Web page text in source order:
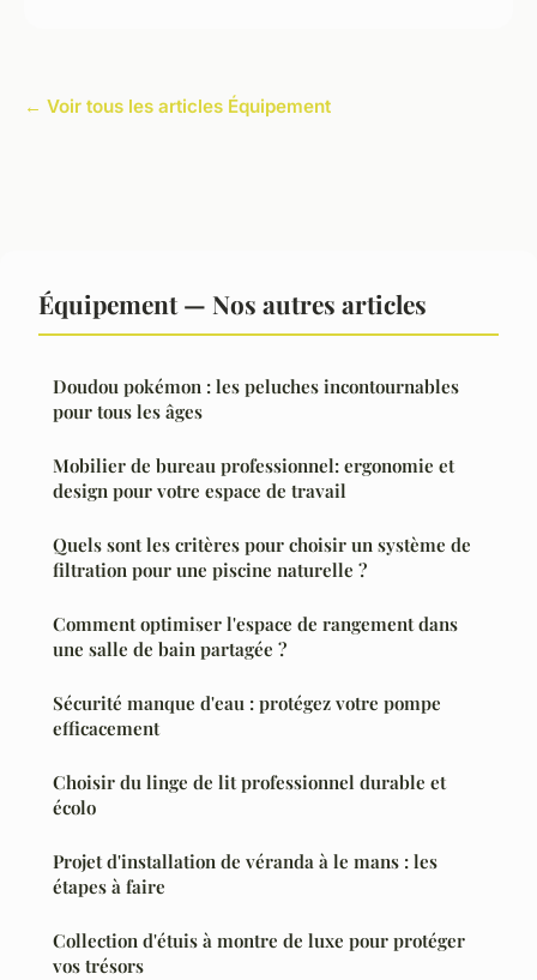
← Voir tous les articles Équipement
Équipement — Nos autres articles
Doudou pokémon : les peluches incontournables
pour tous les âges
Mobilier de bureau professionnel: ergonomie et
design pour votre espace de travail
Quels sont les critères pour choisir un système de
filtration pour une piscine naturelle ?
Comment optimiser l'espace de rangement dans
une salle de bain partagée ?
Sécurité manque d'eau : protégez votre pompe
efficacement
Choisir du linge de lit professionnel durable et
écolo
Projet d'installation de véranda à le mans : les
étapes à faire
Collection d'étuis à montre de luxe pour protéger
vos trésors